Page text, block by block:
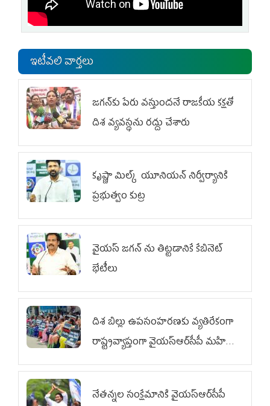
ఇటీవలి వార్తలు
జగన్‌కు పేరు వస్తుందనే రాజకీయ కక్షతో
దిశ వ్య‌వ‌స్థ‌ను రద్దు చేశారు
కృష్ణా మిల్క్‌ యూనియన్‌ నిర్వీర్యానికి
ప్రభుత్వం కుట్ర
వైయ‌స్ జగన్‌ ను తిట్టడానికే కేబినెట్‌
భేటీలు
దిశ బిల్లు ఉపసంహరణకు వ్యతిరేకంగా
రాష్ట్రవ్యాప్తంగా వైయ‌స్ఆర్‌సీపీ మహిళా
విభాగం ఆందోళనలు
నేతన్నల సంక్షేమానికి వైయ‌స్ఆర్‌సీపీ